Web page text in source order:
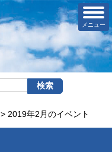
メニュー
> 2019年2月のイベント